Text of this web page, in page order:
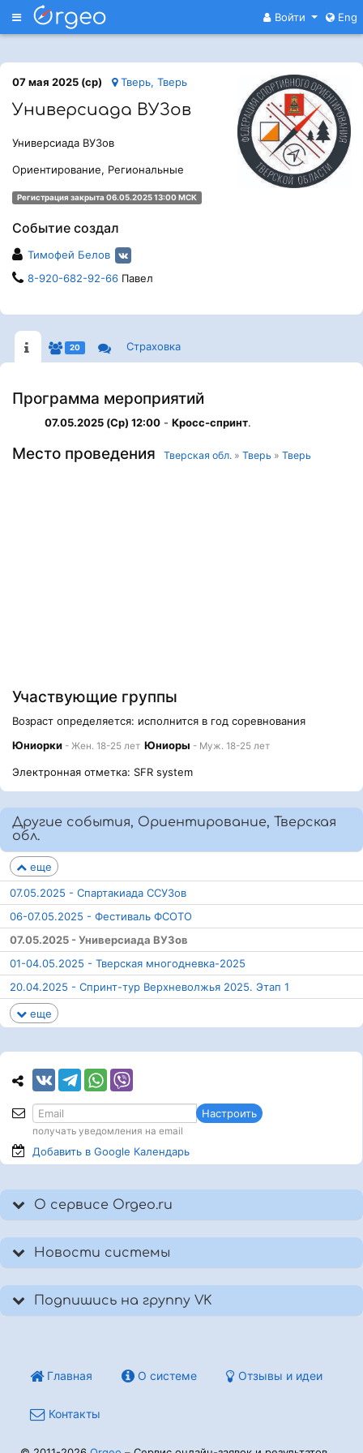
Меню Войти Eng
07 мая 2025 (ср) Тверь, Тверь
Универсиада ВУЗов
Универсиада ВУЗов
Ориентирование, Региональные
Регистрация закрыта 06.05.2025 13:00 МСК
Событие создал
Тимофей Белов
8-920-682-92-66 Павел
20 Страховка
Программа мероприятий
07.05.2025 (Ср) 12:00 - Кросс-спринт.
Место проведения Тверская обл. » Тверь » Тверь
Участвующие группы
Возраст определяется: исполнится в год соревнования
Юниорки - Жен. 18-25 лет Юниоры - Муж. 18-25 лет
Электронная отметка: SFR system
Другие события, Ориентирование, Тверская
обл.
еще
07.05.2025 - Спартакиада ССУЗов
06-07.05.2025 - Фестиваль ФСОТО
07.05.2025 - Универсиада ВУЗов
01-04.05.2025 - Тверская многодневка-2025
20.04.2025 - Спринт-тур Верхневолжья 2025. Этап 1
еще
Настроить
получать уведомления на email
Добавить в Google Календарь
О сервисе Orgeo.ru
Новости системы
Подпишись на группу VK
Главная О системе Отзывы и идеи
Контакты